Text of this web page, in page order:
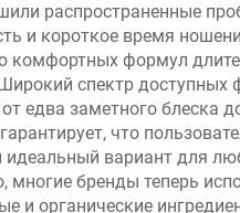
распространенные
и короткое время
комфортных формул
спектр
едва заметного блеска
что
идеальный вариант для
многие бренды теперь
и органические